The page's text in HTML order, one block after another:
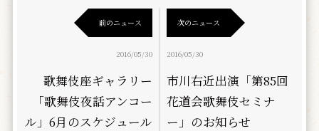
前のニュース
2016/05/30
歌舞伎座ギャラリー
「歌舞伎夜話アンコー
ル」6月のスケジュール
次のニュース
2016/05/30
市川右近出演「第85回
花道会歌舞伎セミナ
ー」のお知らせ